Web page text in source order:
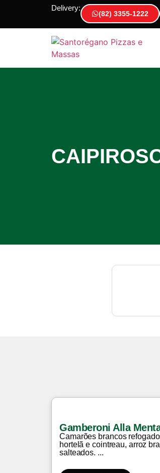
Delivery:
(82) 3355-1222
Gamberoni Alla
Camarões brancos
hortelã e cointreau, arroz
salteados. ...